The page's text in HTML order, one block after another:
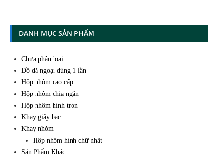
DANH MỤC SẢN PHẨM
Chưa phân loại
Đồ dã ngoại dùng 1 lần
Hộp nhôm cao cấp
Hộp nhôm chia ngăn
Hộp nhôm hình tròn
Khay giấy bạc
Khay nhôm
Hộp nhôm hình chữ nhật
Sản Phẩm Khác